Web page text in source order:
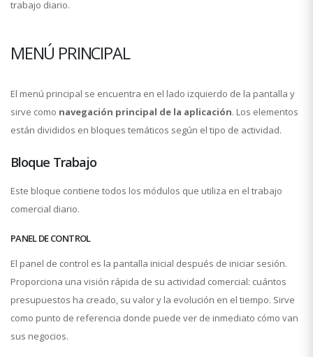
trabajo diario.
MENÚ PRINCIPAL
El menú principal se encuentra en el lado izquierdo de la pantalla y
sirve como navegación principal de la aplicación. Los elementos
están divididos en bloques temáticos según el tipo de actividad.
Bloque Trabajo
Este bloque contiene todos los módulos que utiliza en el trabajo
comercial diario.
PANEL DE CONTROL
El panel de control es la pantalla inicial después de iniciar sesión.
Proporciona una visión rápida de su actividad comercial: cuántos
presupuestos ha creado, su valor y la evolución en el tiempo. Sirve
como punto de referencia donde puede ver de inmediato cómo van
sus negocios.